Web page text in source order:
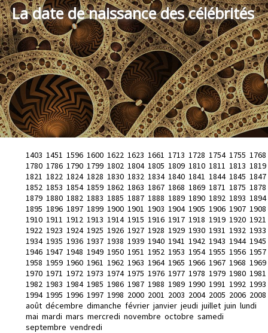
La date de naissance des célébrités
1403 1451 1596 1600 1622 1623 1661 1713 1728 1754 1755 1768
1780 1786 1790 1799 1802 1804 1805 1809 1810 1811 1813 1819
1821 1822 1824 1828 1830 1832 1834 1840 1841 1844 1845 1847
1852 1853 1854 1859 1862 1863 1867 1868 1869 1871 1875 1878
1879 1880 1882 1883 1885 1887 1888 1889 1890 1892 1893 1894
1895 1896 1897 1899 1900 1901 1903 1904 1905 1906 1907 1908
1910 1911 1912 1913 1914 1915 1916 1917 1918 1919 1920 1921
1922 1923 1924 1925 1926 1927 1928 1929 1930 1931 1932 1933
1934 1935 1936 1937 1938 1939 1940 1941 1942 1943 1944 1945
1946 1947 1948 1949 1950 1951 1952 1953 1954 1955 1956 1957
1958 1959 1960 1961 1962 1963 1964 1965 1966 1967 1968 1969
1970 1971 1972 1973 1974 1975 1976 1977 1978 1979 1980 1981
1982 1983 1984 1985 1986 1987 1988 1989 1990 1991 1992 1993
1994 1995 1996 1997 1998 2000 2001 2003 2004 2005 2006 2008
août décembre dimanche février janvier jeudi juillet juin lundi
mai mardi mars mercredi novembre octobre samedi
septembre vendredi